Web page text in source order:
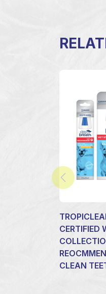
CERTIFIED
CLEAN